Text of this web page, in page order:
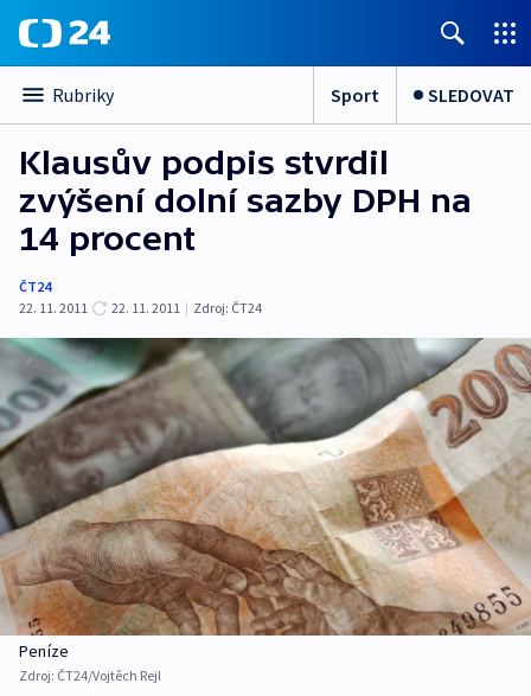
Rubriky Sport SLEDOVAT
Klausův podpis stvrdil
zvýšení dolní sazby DPH na
14 procent
ČT24
22. 11. 2011
22. 11. 2011 | Zdroj: ČT24
Peníze
Zdroj: ČT24/Vojtěch Rejl